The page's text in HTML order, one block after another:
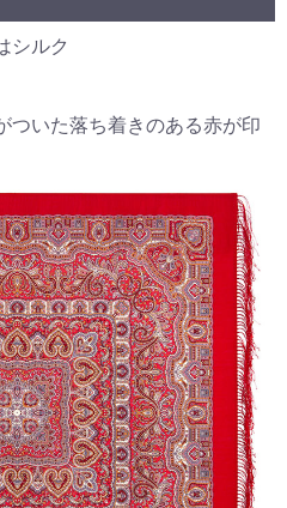
シルク
ついた落ち着きのある赤が印